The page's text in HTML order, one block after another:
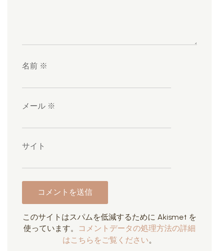
名前 ※
メール ※
サイト
このサイトはスパムを低減するために Akismet を
使っています。
コメントデータの処理方法の詳細
はこちらをご覧ください。